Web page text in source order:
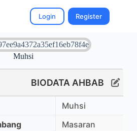
Login Register
Muhsi
BIODATA AHBAB
Muhsi
Masaran